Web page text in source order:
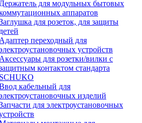
Держатель для модульных бытовых
аппаратов
для розеток, для защиты
детей
Адаптер переходный для
устройств
Аксессуары для розетки/вилки с
контактом стандарта
SCHUKO
кабельный для
изделий
для электроустановочных